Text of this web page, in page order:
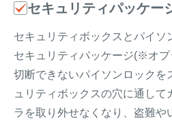
セキュリティパッケー
セキュリティボックスとパイソ
セキュリティパッケージ(※オ
切断できないパイソンロックを
ュリティボックスの穴に通して
ラを取り外せなくなり、盗難や